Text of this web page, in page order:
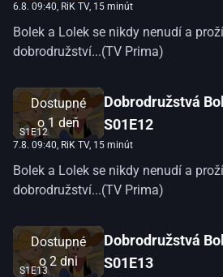
6.8. 09:40, RiK TV, 15 minút
Bolek a Lolek se nikdy nenudí a
dobrodružství...(TV Prima)
Dostupné
o 1 deň
S1E12
Dobrodružstvá
S01E12
7.8. 09:40, RiK TV, 15 minút
Bolek a Lolek se nikdy nenudí a
dobrodružství...(TV Prima)
Dostupné
o 2 dni
S1E13
Dobrodružstvá
S01E13